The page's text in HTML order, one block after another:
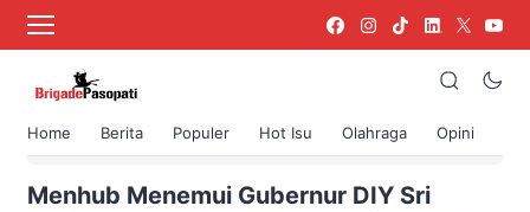
Home Berita Populer Hot Isu Olahraga Opini
›
Menhub Menemui Gubernur DIY Sri